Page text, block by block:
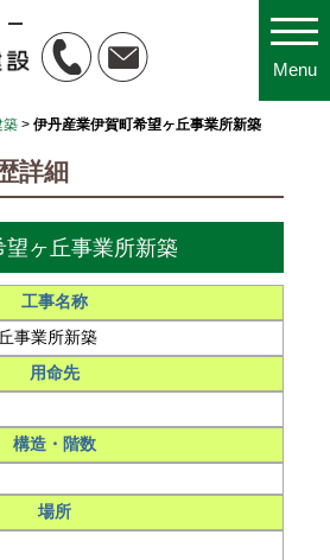
Menu
築 >伊丹産業伊賀町希望ヶ丘事業所新築
詳細
ヶ丘事業所新築
工事名称
事業所新築
用命先
構造・階数
場所